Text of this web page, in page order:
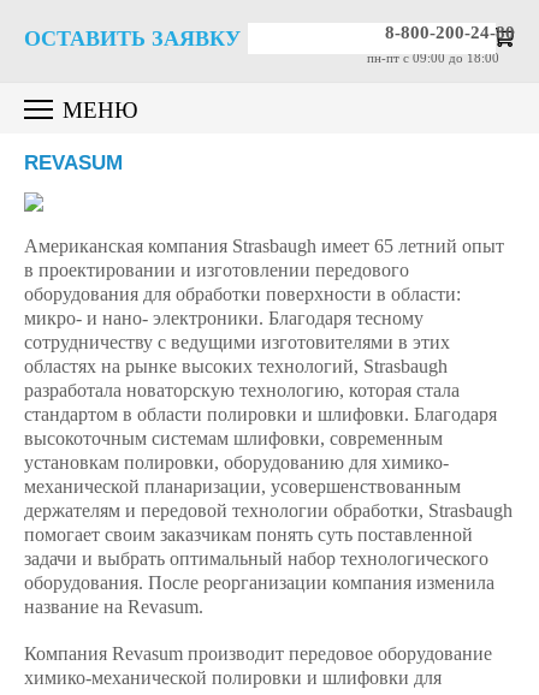
8-800-200-24-80
пн-пт c 09:00 до 18:00
ОСТАВИТЬ ЗАЯВКУ
МЕНЮ
REVASUM
Американская компания Strasbaugh имеет 65 летний опыт
в проектировании и изготовлении передового
оборудования для обработки поверхности в области:
микро- и нано- электроники. Благодаря тесному
сотрудничеству с ведущими изготовителями в этих
областях на рынке высоких технологий, Strasbaugh
разработала новаторскую технологию, которая стала
стандартом в области полировки и шлифовки. Благодаря
высокоточным системам шлифовки, современным
установкам полировки, оборудованию для химико-
механической планаризации, усовершенствованным
держателям и передовой технологии обработки, Strasbaugh
помогает своим заказчикам понять суть поставленной
задачи и выбрать оптимальный набор технологического
оборудования. После реорганизации компания изменила
название на Revasum.
Компания Revasum производит передовое оборудование
химико-механической полировки и шлифовки для